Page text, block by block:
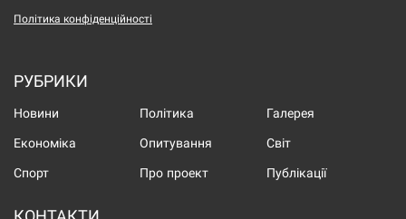
Політика конфіденційності
РУБРИКИ
Новини Політика Галерея
Економіка Опитування Світ
Спорт Про проект Публікації